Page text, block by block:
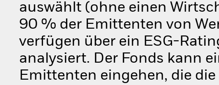
auswählt (ohne einen
90 % der Emittenten von
verfügen über ein ESG-
analysiert. Der Fonds kann
Emittenten eingehen, die